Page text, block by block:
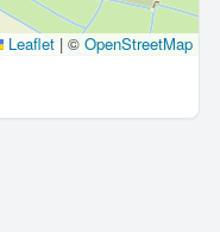
Leaflet |© OpenStreetMap